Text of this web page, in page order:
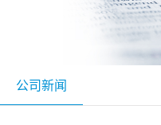
公司新闻